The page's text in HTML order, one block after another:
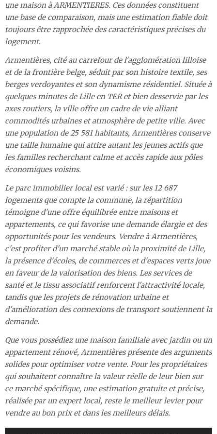
une maison à ARMENTIERES. Ces données constituent
une base de comparaison, mais une estimation fiable doit
toujours être rapprochée des caractéristiques précises du
logement.
Armentières, cité au carrefour de l'agglomération lilloise
et de la frontière belge, séduit par son histoire textile, ses
berges verdoyantes et son dynamisme résidentiel. Située à
quelques minutes de Lille en TER et bien desservie par les
axes routiers, la ville offre un cadre de vie alliant
commodités urbaines et atmosphère de petite ville. Avec
une population de 25 581 habitants, Armentières conserve
une taille humaine qui attire autant les jeunes actifs que
les familles recherchant calme et accès rapide aux pôles
économiques voisins.
Le parc immobilier local est varié : sur les 12 687
logements que compte la commune, la répartition
témoigne d'une offre équilibrée entre maisons et
appartements, ce qui favorise une demande élargie et des
opportunités pour les vendeurs. Vendre à Armentières,
c'est profiter d'un marché stable où la proximité de Lille,
la présence d'écoles, de commerces et d'espaces verts joue
en faveur de la valorisation des biens. Les services de
santé et le tissu associatif renforcent l'attractivité locale,
tandis que les projets de rénovation urbaine et
d'amélioration des connexions de transport soutiennent la
demande.
Que vous possédiez une maison familiale avec jardin ou un
appartement rénové, Armentières présente des arguments
solides pour optimiser votre vente. Pour les propriétaires
qui souhaitent connaître la valeur réelle de leur bien sur
ce marché spécifique, une estimation gratuite et précise,
réalisée par un expert local, reste le meilleur levier pour
vendre au bon prix et dans les meilleurs délais.